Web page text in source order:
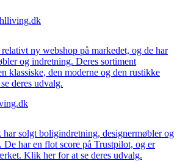
ny webshop på markedet, og de har
og indretning. Deres sortiment
klassiske, den moderne og den rustikke
deres udvalg.
har solgt boligindretning, designermøbler og
De har en flot score på Trustpilot, og er
Klik her for at se deres udvalg.